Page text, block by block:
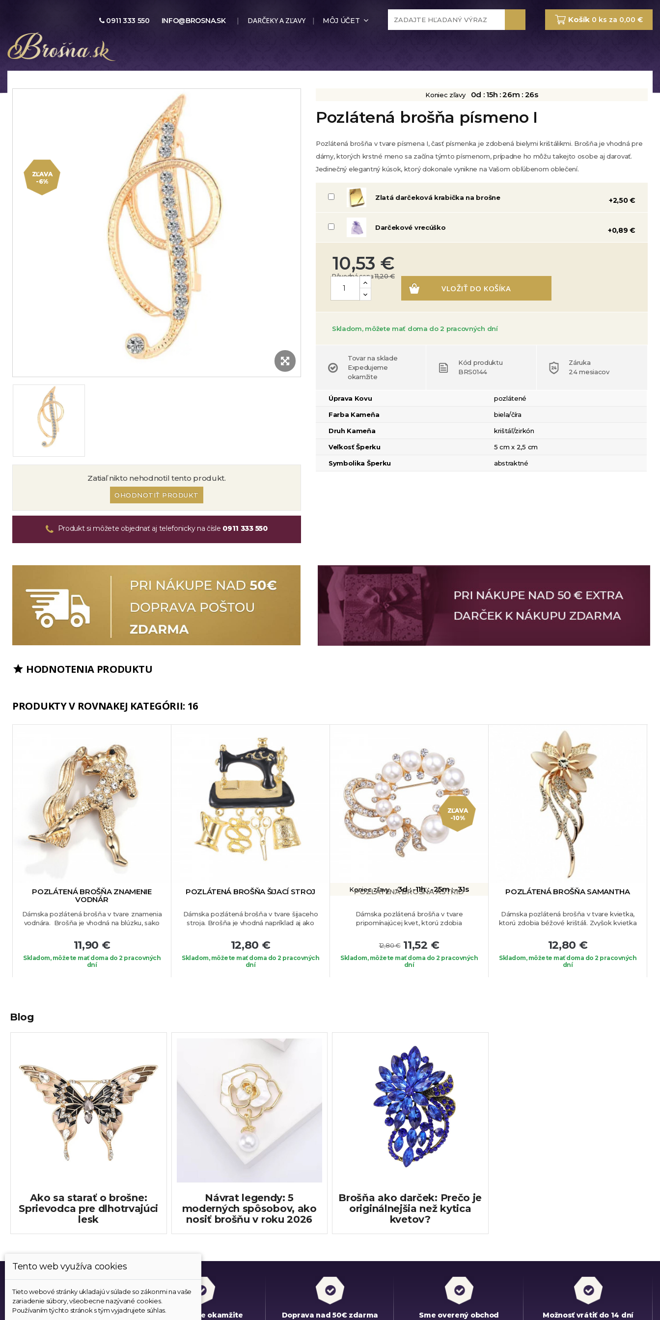
Košík 0 ks za 0,00 €
MÔJ ÚČET
0911 333 550 INFO@BROSNA.SK DARČEKY A ZĽAVY
ZĽAVA
-6%
Zatiaľ nikto nehodnotil tento produkt.
OHODNOTIŤ PRODUKT
Produkt si môžete objednať aj telefonicky na čísle 0911 333 550
Koniec zľavy 0d : 15h : 26m : 25s
Pozlátená brošňa písmeno I
Pozlátená brošňa v tvare písmena I, časť písmenka je zdobená bielymi krištálikmi. Brošňa je vhodná pre
dámy, ktorých krstné meno sa začína týmto písmenom, prípadne ho môžu takejto osobe aj darovať.
Jedinečný elegantný kúsok, ktorý dokonale vynikne na Vašom obľúbenom oblečení.
Zlatá darčeková krabička na brošne +2,50 €
Darčekové vrecúško +0,89 €
Pôvodná cena11,20 €
10,53 €
VLOŽIŤ DO KOŠÍKA
Skladom, môžete mať doma do 2 pracovných dní
Tovar na sklade
Expedujeme
okamžite
Kód produktu
BRS0144
Záruka
24 mesiacov
Úprava Kovu pozlátené
Farba Kameňa biela/číra
Druh Kameňa krištáľ/zirkón
Veľkosť Šperku 5 cm x 2,5 cm
Symbolika Šperku abstraktné
 HODNOTENIA PRODUKTU
PRODUKTY V ROVNAKEJ KATEGÓRII: 16
POZLÁTENÁ BROŠŇA ZNAMENIE
VODNÁR
Dámska pozlátená brošňa v tvare znamenia
vodnára. Brošňa je vhodná na blúzku, sako
11,90 €
Skladom, môžete mať doma do 2 pracovných
dní
POZLÁTENÁ BROŠŇA ŠIJACÍ STROJ
Dámska pozlátená brošňa v tvare šijaceho
stroja. Brošňa je vhodná napríklad aj ako
sako, blúzku, či na vaše obľúbené oblečenie.
12,80 €
Skladom, môžete mať doma do 2 pracovných
dní
ZĽAVA
-10%
Koniec zľavy-3d :-11h :-25m :-32s
POZLÁTENÁ BROŠŇA ASTRID
Dámska pozlátená brošňa v tvare
pripomínajúcej kvet, ktorú zdobia
Veľmi elegantný šperk vhodný na akúkoľvek
príležitosť.
12,80 € 11,52 €
Skladom, môžete mať doma do 2 pracovných
dní
POZLÁTENÁ BROŠŇA SAMANTHA
Dámska pozlátená brošňa v tvare kvietka,
ktorú zdobia béžové krištáli. Zvyšok kvietka
Brošňa je vhodná na blúzku,
sako alebo na Váš obľúbený kúsok oblečenia.
12,80 €
Skladom, môžete mať doma do 2 pracovných
dní
Blog
Ako sa starať o brošne:
Sprievodca pre dlhotrvajúci
lesk
Návrat legendy: 5
moderných spôsobov, ako
nosiť brošňu v roku 2026
Brošňa ako darček: Prečo je
originálnejšia než kytica
kvetov?
Všetok tovar je skladom Expedujeme okamžite Doprava nad 50€ zdarma Sme overený obchod Možnosť vrátiť do 14 dní
Tento web využíva cookies
Tieto webové stránky ukladajú v súlade so zákonmi na vaše
zariadenie súbory, všeobecne nazývané cookies.
Používaním týchto stránok s tým vyjadrujete súhlas.